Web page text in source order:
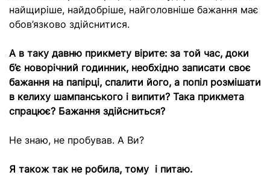
найщиріше, найдобріше, найголовніше бажання має
обов’язково здійснитися.
А в таку давню прикмету вірите: за той час, доки
б’є новорічний годинник, необхідно записати своє
бажання на папірці, спалити його, а попіл розмішати
в келиху шампанського і випити? Така прикмета
спрацює? Бажання здійсниться?
Не знаю, не пробував. А Ви?
Я також так не робила, тому і питаю.